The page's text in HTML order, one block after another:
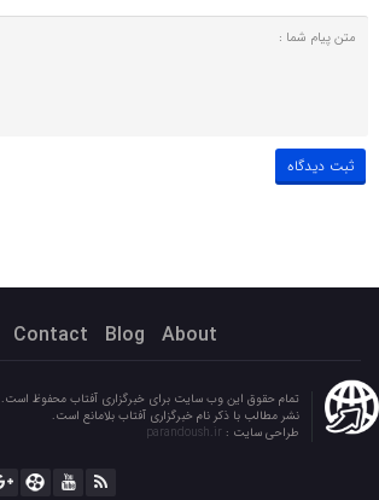
About
Blog
Contact
تمام حقوق این وب سایت برای خبرگزاری آفتاب محفوظ است.
نشر مطالب با ذکر نام خبرگزاری آفتاب بلامانع است.
طراحی سایت :